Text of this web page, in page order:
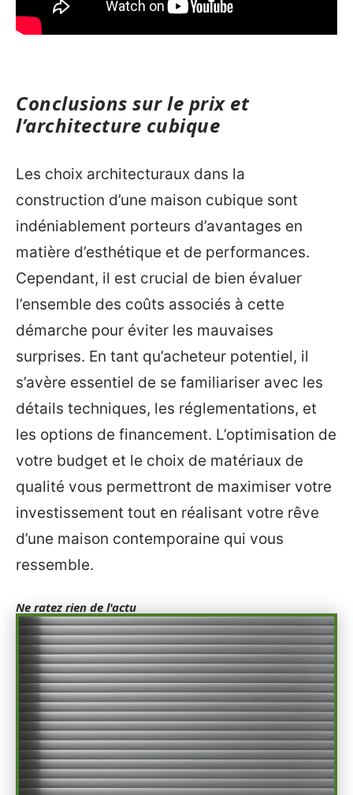
Conclusions sur le prix et
l’architecture cubique
Les choix architecturaux dans la
construction d’une maison cubique sont
indéniablement porteurs d’avantages en
matière d’esthétique et de performances.
Cependant, il est crucial de bien évaluer
l’ensemble des coûts associés à cette
démarche pour éviter les mauvaises
surprises. En tant qu’acheteur potentiel, il
s’avère essentiel de se familiariser avec les
détails techniques, les réglementations, et
les options de financement. L’optimisation de
votre budget et le choix de matériaux de
qualité vous permettront de maximiser votre
investissement tout en réalisant votre rêve
d’une maison contemporaine qui vous
ressemble.
Ne ratez rien de l'actu